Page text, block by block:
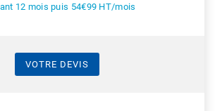
12 mois puis 54€99 HT/mois
VOTRE DEVIS